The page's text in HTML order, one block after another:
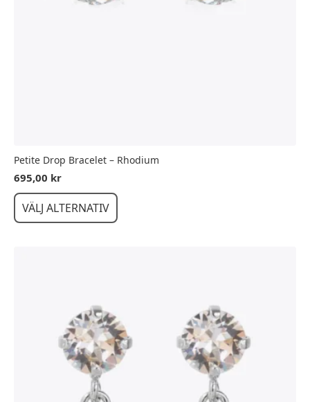
Petite Drop Bracelet – Rhodium
695,00 kr
VÄLJ ALTERNATIV
Den
här
alternativen